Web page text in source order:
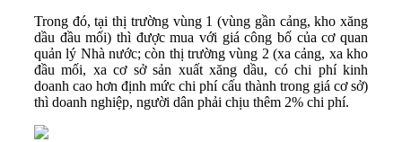
Trong đó, tại thị trường vùng 1 (vùng gần cảng, kho xăng
dầu đầu mối) thì được mua với giá công bố của cơ quan
quản lý Nhà nước; còn thị trường vùng 2 (xa cảng, xa kho
đầu mối, xa cơ sở sản xuất xăng dầu, có chi phí kinh
doanh cao hơn định mức chi phí cấu thành trong giá cơ sở)
thì doanh nghiệp, người dân phải chịu thêm 2% chi phí.